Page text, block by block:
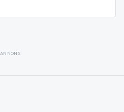
ANNONS